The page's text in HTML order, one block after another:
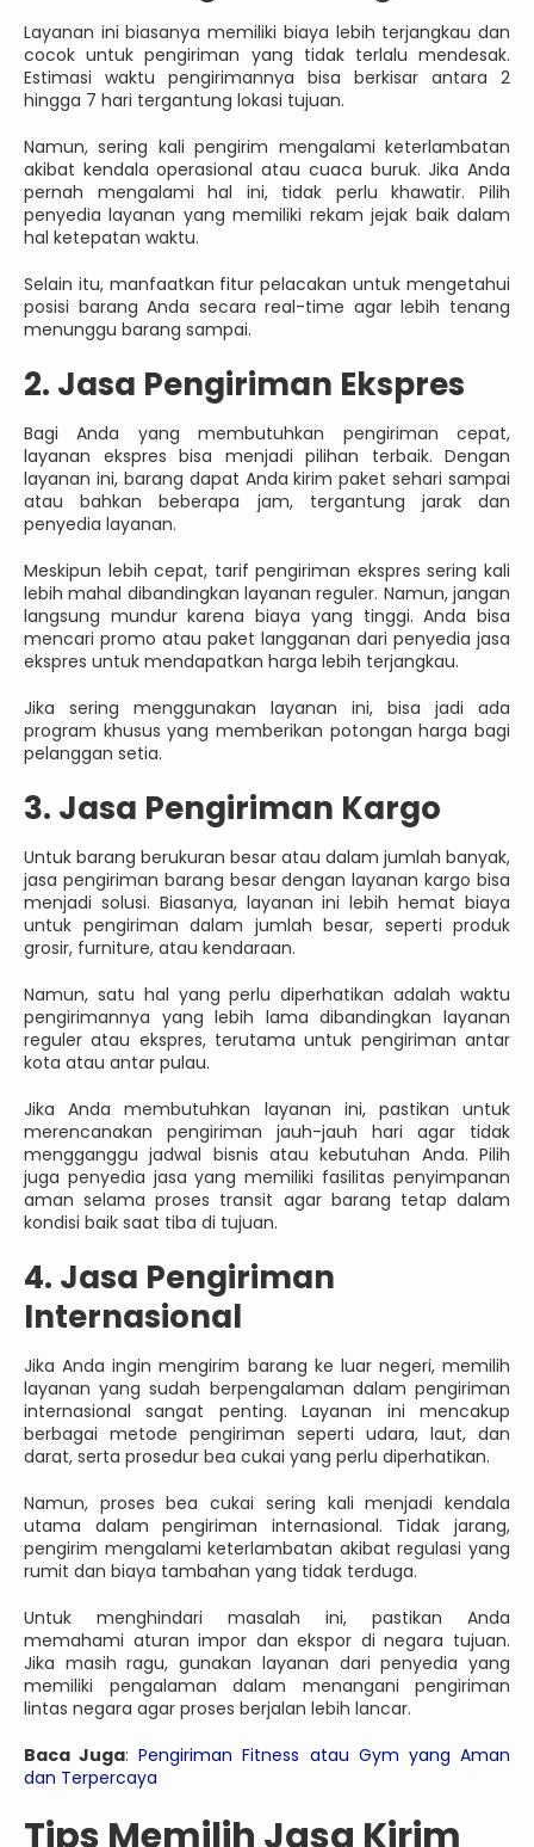
Layanan ini biasanya memiliki biaya lebih terjangkau dan
cocok untuk pengiriman yang tidak terlalu mendesak.
Estimasi waktu pengirimannya bisa berkisar antara 2
hingga 7 hari tergantung lokasi tujuan.
Namun, sering kali pengirim mengalami keterlambatan
akibat kendala operasional atau cuaca buruk. Jika Anda
pernah mengalami hal ini, tidak perlu khawatir. Pilih
penyedia layanan yang memiliki rekam jejak baik dalam
hal ketepatan waktu.
Selain itu, manfaatkan fitur pelacakan untuk mengetahui
posisi barang Anda secara real-time agar lebih tenang
menunggu barang sampai.
2. Jasa Pengiriman Ekspres
Bagi Anda yang membutuhkan pengiriman cepat,
layanan ekspres bisa menjadi pilihan terbaik. Dengan
layanan ini, barang dapat Anda kirim paket sehari sampai
atau bahkan beberapa jam, tergantung jarak dan
penyedia layanan.
Meskipun lebih cepat, tarif pengiriman ekspres sering kali
lebih mahal dibandingkan layanan reguler. Namun, jangan
langsung mundur karena biaya yang tinggi. Anda bisa
mencari promo atau paket langganan dari penyedia jasa
ekspres untuk mendapatkan harga lebih terjangkau.
Jika sering menggunakan layanan ini, bisa jadi ada
program khusus yang memberikan potongan harga bagi
pelanggan setia.
3. Jasa Pengiriman Kargo
Untuk barang berukuran besar atau dalam jumlah banyak,
jasa pengiriman barang besar dengan layanan kargo bisa
menjadi solusi. Biasanya, layanan ini lebih hemat biaya
untuk pengiriman dalam jumlah besar, seperti produk
grosir, furniture, atau kendaraan.
Namun, satu hal yang perlu diperhatikan adalah waktu
pengirimannya yang lebih lama dibandingkan layanan
reguler atau ekspres, terutama untuk pengiriman antar
kota atau antar pulau.
Jika Anda membutuhkan layanan ini, pastikan untuk
merencanakan pengiriman jauh-jauh hari agar tidak
mengganggu jadwal bisnis atau kebutuhan Anda. Pilih
juga penyedia jasa yang memiliki fasilitas penyimpanan
aman selama proses transit agar barang tetap dalam
kondisi baik saat tiba di tujuan.
4. Jasa Pengiriman
Internasional
Jika Anda ingin mengirim barang ke luar negeri, memilih
layanan yang sudah berpengalaman dalam pengiriman
internasional sangat penting. Layanan ini mencakup
berbagai metode pengiriman seperti udara, laut, dan
darat, serta prosedur bea cukai yang perlu diperhatikan.
Namun, proses bea cukai sering kali menjadi kendala
utama dalam pengiriman internasional. Tidak jarang,
pengirim mengalami keterlambatan akibat regulasi yang
rumit dan biaya tambahan yang tidak terduga.
Untuk menghindari masalah ini, pastikan Anda
memahami aturan impor dan ekspor di negara tujuan.
Jika masih ragu, gunakan layanan dari penyedia yang
memiliki pengalaman dalam menangani pengiriman
lintas negara agar proses berjalan lebih lancar.
Baca Juga:Pengiriman Fitness atau Gym yang Aman
dan Terpercaya
Tips Memilih Jasa Kirim